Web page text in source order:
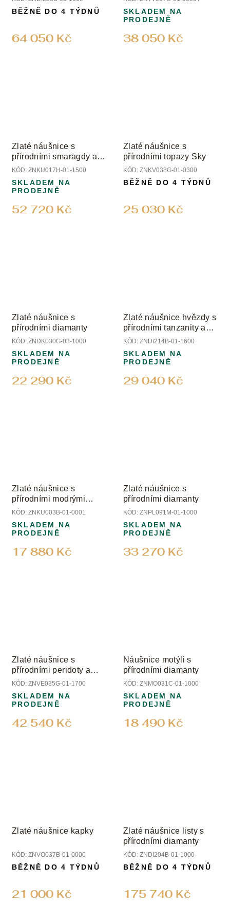
64 050 Kč
BĚŽNĚ DO 4 TÝDNŮ
38 050 Kč
SKLADEM NA
PRODEJNĚ
Zlaté náušnice s
přírodními smaragdy a
diamanty
KÓD: ZNKU017H-01-1500
52 720 Kč
SKLADEM NA
PRODEJNĚ
Zlaté náušnice s
přírodními topazy Sky
KÓD: ZNKV038G-01-0300
25 030 Kč
BĚŽNĚ DO 4 TÝDNŮ
Zlaté náušnice s
přírodními diamanty
KÓD: ZNDK030G-03-1000
22 290 Kč
SKLADEM NA
PRODEJNĚ
Zlaté náušnice hvězdy s
přírodními tanzanity a
diamanty
KÓD: ZNDI214B-01-1600
29 040 Kč
SKLADEM NA
PRODEJNĚ
Zlaté náušnice s
přírodními modrými
acháty
KÓD: ZNKU003B-01-0001
17 880 Kč
SKLADEM NA
PRODEJNĚ
Zlaté náušnice s
přírodními diamanty
KÓD: ZNPL091M-01-1000
33 270 Kč
SKLADEM NA
PRODEJNĚ
Zlaté náušnice s
přírodními peridoty a
diamanty
KÓD: ZNVE035G-01-1700
42 540 Kč
SKLADEM NA
PRODEJNĚ
Náušnice motýli s
přírodními diamanty
KÓD: ZNMO031C-01-1000
18 490 Kč
SKLADEM NA
PRODEJNĚ
Zlaté náušnice kapky
KÓD: ZNVO037B-01-0000
21 000 Kč
BĚŽNĚ DO 4 TÝDNŮ
Zlaté náušnice listy s
přírodními diamanty
KÓD: ZNDI204B-01-1000
175 740 Kč
BĚŽNĚ DO 4 TÝDNŮ